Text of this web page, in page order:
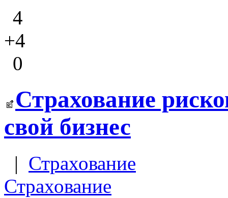
4
+4
0
Страхование
свой бизнес
| Страхование
Страхование